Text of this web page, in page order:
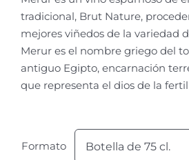
tradicional, Brut Nature,
mejores viñedos de la variedad
Merur es el nombre griego del
antiguo Egipto, encarnación
que representa el dios de la
Formato